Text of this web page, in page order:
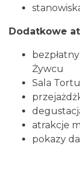
korowód,
„Norbi”
Brenna
18.49 km
Dodatkowe
Żywcu
Sala
atrakcje
pokazy